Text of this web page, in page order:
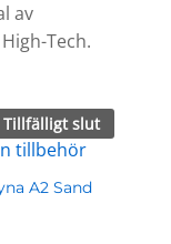
av
Tech.
Tillfälligt slut
A2 Sand